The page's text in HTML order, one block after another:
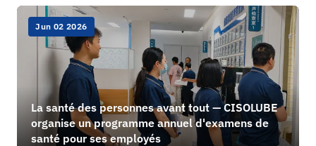
Jun 02 2026
La santé des personnes avant tout — CISOLUBE
organise un programme annuel d'examens de
santé pour ses employés